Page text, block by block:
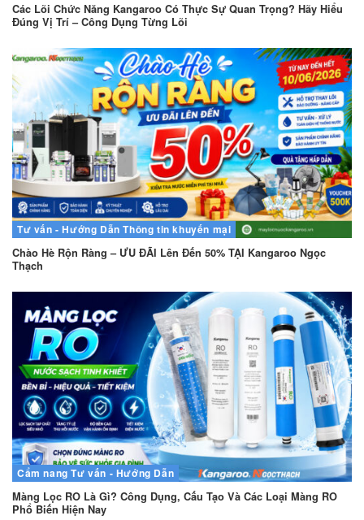
Các Lõi Chức Năng Kangaroo Có Thực Sự Quan Trọng? Hãy Hiểu
Đúng Vị Trí – Công Dụng Từng Lõi
Tư vấn - Hướng Dẫn Thông tin khuyến mại
Chào Hè Rộn Ràng – ƯU ĐÃI Lên Đến 50% TẠI Kangaroo Ngọc
Thạch
Cẩm nang Tư vấn - Hướng Dẫn
Màng Lọc RO Là Gì? Công Dụng, Cấu Tạo Và Các Loại Màng RO
Phổ Biến Hiện Nay